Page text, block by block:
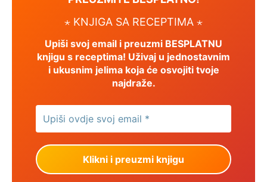
⋆ KNJIGA SA RECEPTIMA ⋆
Upiši svoj email i preuzmi BESPLATNU
knjigu s receptima! Uživaj u jednostavnim
i ukusnim jelima koja će osvojiti tvoje
najdraže.